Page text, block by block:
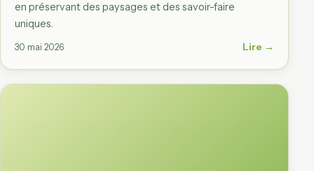
en préservant des paysages et des savoir-faire
uniques.
30 mai 2026 Lire →